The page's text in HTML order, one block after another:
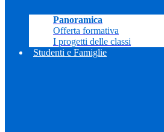
Panoramica
Offerta formativa
I progetti delle classi
Studenti e Famiglie